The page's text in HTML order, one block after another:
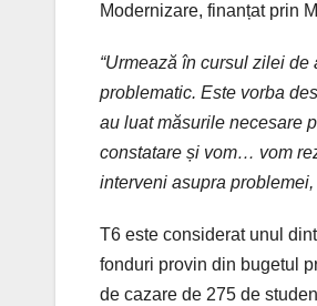
Modernizare, finanțat prin
“Urmează în cursul zilei de
problematic. Este vorba
au luat măsurile necesare
constatare și vom… vom
interveni asupra problemei,
T6 este consideratunul
fonduri provin din bugetul
de cazare de 275 de